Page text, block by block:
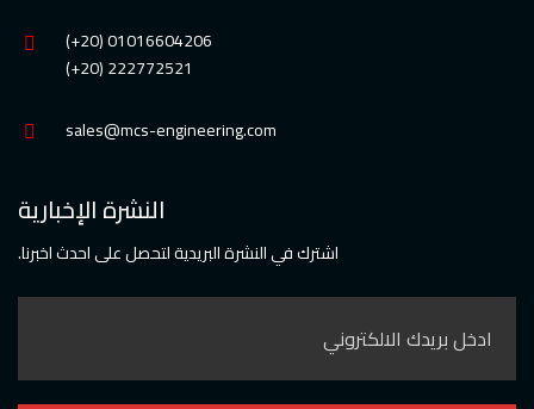
01016604206 (20+)
222772521 (20+)
sales@mcs-engineering.com
النشرة الإخبارية
اشترك في النشرة البريدية لتحصل على احدث اخبرنا.